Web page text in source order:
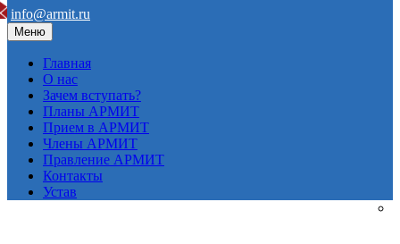
info@armit.ru
Меню
Главная
О нас
Зачем вступать?
Планы АРМИТ
Прием в АРМИТ
Члены АРМИТ
Правление АРМИТ
Контакты
Устав